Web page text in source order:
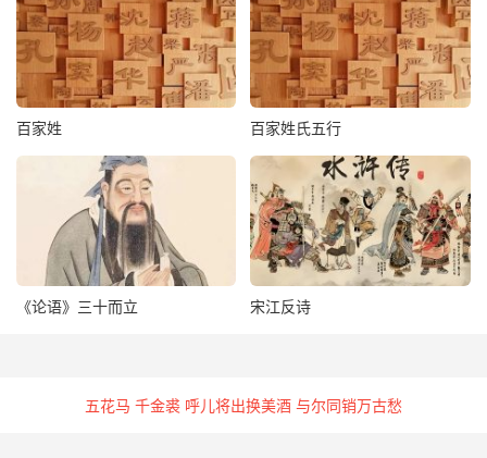
第二十八凶 意速无船渡 波深必误身 切须回旧路 方可免灾
迍
第二十九吉 忧坎渐消融 求名得再通 宝财临禄位 当遇主人
公
第三十半吉 仙鹤立高枝 防他暗箭亏 井畔刚刀利 户内更防
第三十一末吉 鲲鲸未变时 且守碧潭溪 风云兴巨浪 一息过
天涯
第三十三吉 枯木逢春艳 芳菲再发林 云间方见月 前遇贵人
百家姓 百家姓氏五行
《论语》三十而立 宋江反诗
五花马 千金裘 呼儿将出换美酒 与尔同销万古愁